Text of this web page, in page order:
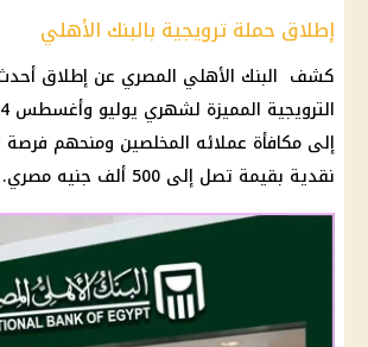
إطلاق حملة ترويجية بالبنك الأهلي
كشف البنك الأهلي المصري عن إطلاق
إلى مكافأة عملائه المخلصين ومنحهم فرصة
نقدية بقيمة تصل إلى 500 ألف جنيه مصري.